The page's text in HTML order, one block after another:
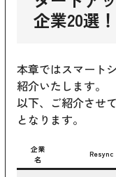
企業20選！
本章ではスマート
紹介いたします。
以下、ご紹介させ
となります。
企業
名
Resync